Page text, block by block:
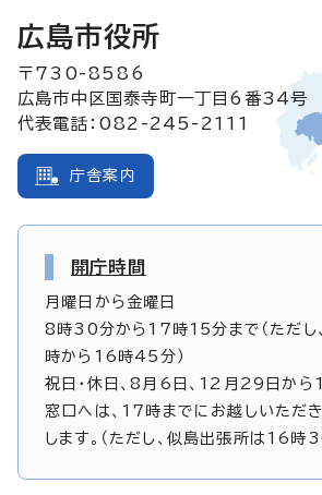
広島市役所
〒730-8586
広島市中区国泰寺町一丁目6番34号
代表電話：082-245-2111
庁舎案内
開庁時間
月曜日から金曜日
8時30分から17時15分まで（ただし
時から16時45分）
祝日・休日、8月6日、12月29日か
窓口へは、17時までにお越しいただ
します。（ただし、似島出張所は16時